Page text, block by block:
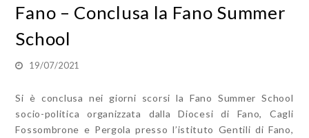
Fano – Conclusa la Fano Summer
School
19/07/2021
Si è conclusa nei giorni scorsi la Fano Summer School
socio-politica organizzata dalla Diocesi di Fano, Cagli
Fossombrone e Pergola presso l’istituto Gentili di Fano,